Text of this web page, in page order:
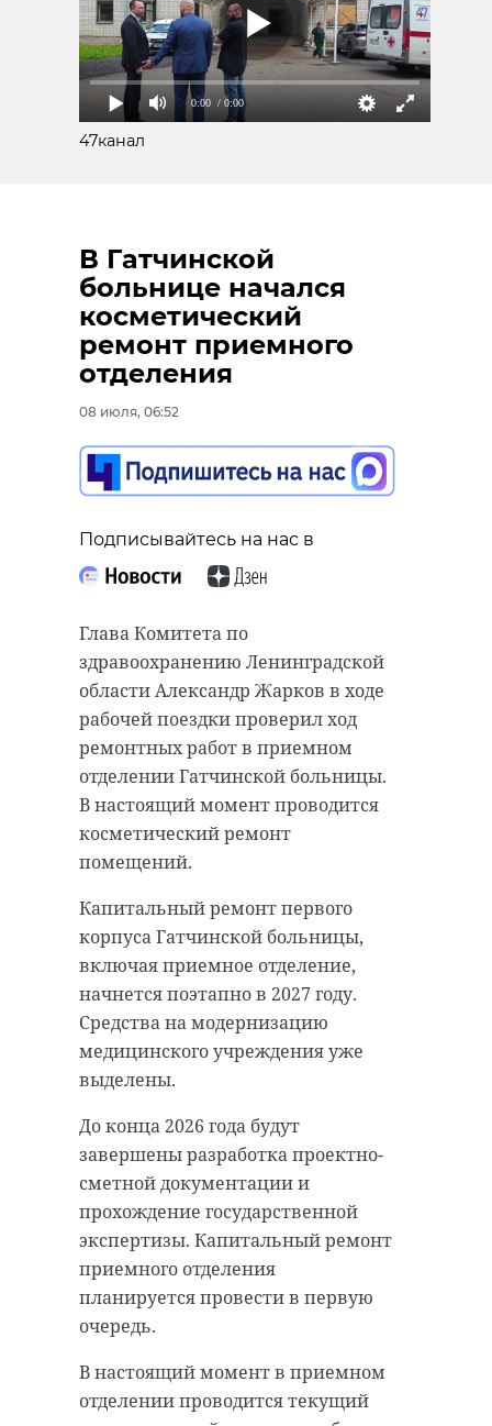
0:00 / 0:00
47канал
В Гатчинской
больнице начался
косметический
ремонт приемного
отделения
08 июля, 06:52
Подписывайтесь на нас в
Глава Комитета по
здравоохранению Ленинградской
области Александр Жарков в ходе
рабочей поездки проверил ход
ремонтных работ в приемном
отделении Гатчинской больницы.
В настоящий момент проводится
косметический ремонт
помещений.
Капитальный ремонт первого
корпуса Гатчинской больницы,
включая приемное отделение,
начнется поэтапно в 2027 году.
Средства на модернизацию
медицинского учреждения уже
выделены.
До конца 2026 года будут
завершены разработка проектно-
сметной документации и
прохождение государственной
экспертизы. Капитальный ремонт
приемного отделения
планируется провести в первую
очередь.
В настоящий момент в приемном
отделении проводится текущий